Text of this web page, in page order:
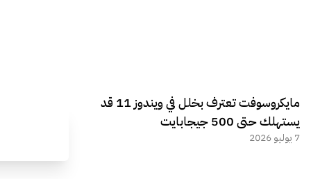
مايكروسوفت تعترف بخلل في ويندوز 11 قد
يستهلك حتى 500 جيجابايت
7 يوليو 2026